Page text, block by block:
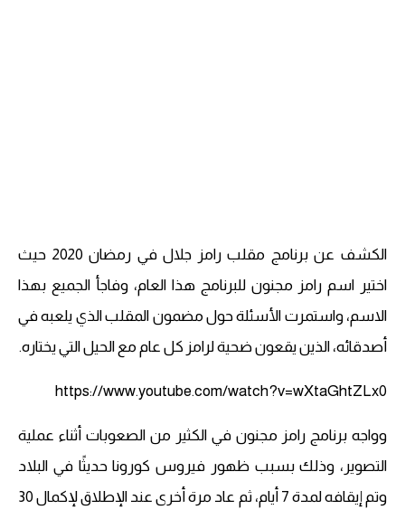
الكشف عن برنامج مقلب رامز جلال في رمضان 2020 حيث
اختير اسم رامز مجنون للبرنامج هذا العام، وفاجأ الجميع بهذا
الاسم، واستمرت الأسئلة حول مضمون المقلب الذي يلعبه في
أصدقائه، الذين يقعون ضحية لرامز كل عام مع الحيل التي يختاره.
https://www.youtube.com/watch?v=wXtaGhtZLx0
وواجه برنامج رامز مجنون في الكثير من الصعوبات أثناء عملية
التصوير، وذلك بسبب ظهور فيروس كورونا حديثًا في البلاد
وتم إيقافه لمدة 7 أيام، ثم عاد مرة أخرى عند الإطلاق لإكمال 30